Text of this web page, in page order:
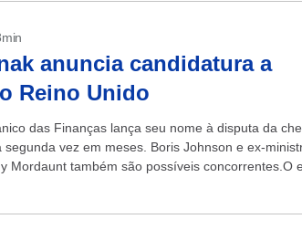
anuncia candidatura a
Reino Unido
das Finanças lança seu nome à disputa da
segunda vez em meses. Boris Johnson e ex-
Mordaunt também são possíveis concorrentes.O